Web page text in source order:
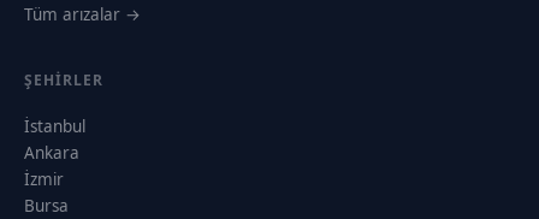
Tüm arızalar →
ŞEHIRLER
İstanbul
Ankara
İzmir
Bursa